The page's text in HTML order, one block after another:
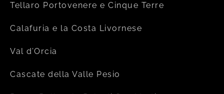
Tellaro Portovenere e Cinque Terre
Calafuria e la Costa Livornese
Val d’Orcia
Cascate della Valle Pesio